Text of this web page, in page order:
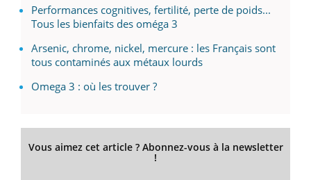
Performances cognitives, fertilité, perte de poids...
Tous les bienfaits des oméga 3
Arsenic, chrome, nickel, mercure : les Français sont
tous contaminés aux métaux lourds
Omega 3 : où les trouver ?
Vous aimez cet article ? Abonnez-vous à la newsletter
!